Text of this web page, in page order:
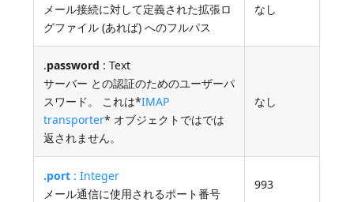
メール接続に対して定義された拡張ロ
グファイル (あれば) へのフルパス
なし
.password : Text
サーバー との認証のためのユーザーパ
スワード。 これは*IMAP
transporter* オブジェクトではでは
返されません。
なし
.port : Integer
メール通信に使用されるポート番号
993